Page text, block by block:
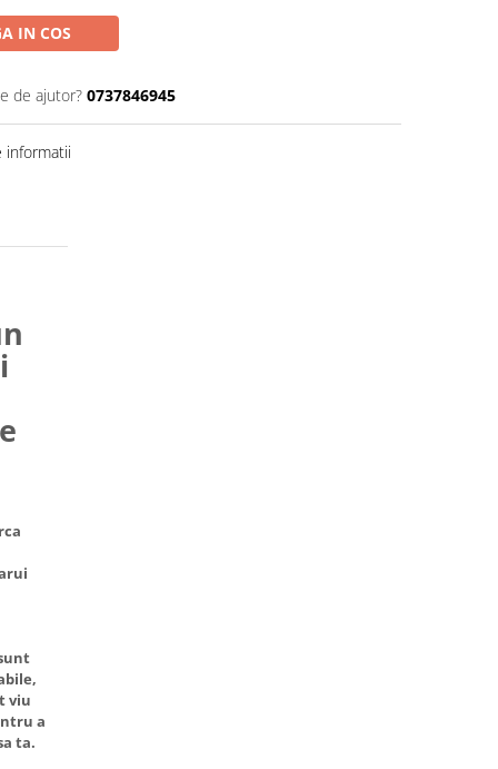
IN COS
de ajutor? 0737846945
informatii
viu
a
ta.